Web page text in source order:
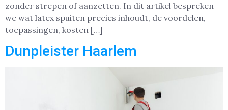
zonder strepen of aanzetten. In dit artikel bespreken
we wat latex spuiten precies inhoudt, de voordelen,
toepassingen, kosten […]
Dunpleister Haarlem